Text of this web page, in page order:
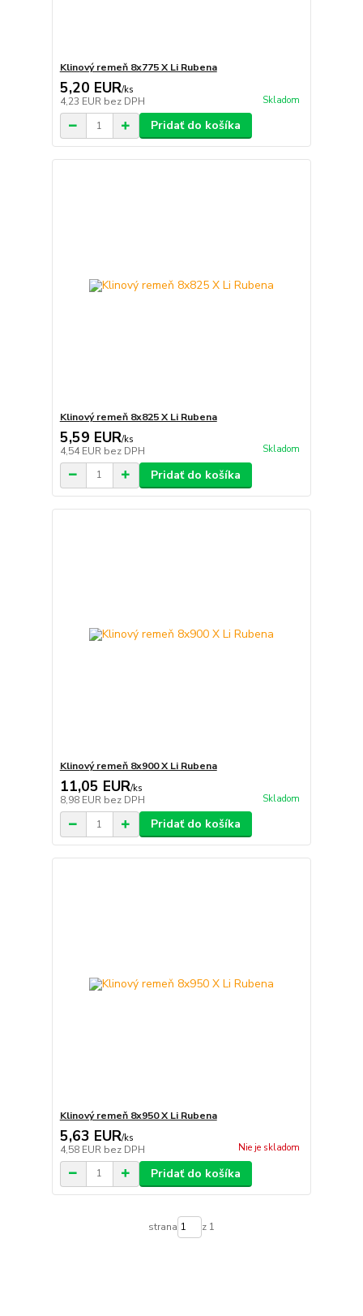
Klinový remeň 8x775 X Li Rubena
5,20 EUR/ks
4,23 EUR bez DPH Skladom
Pridať do košíka
Klinový remeň 8x825 X Li Rubena
5,59 EUR/ks
4,54 EUR bez DPH Skladom
Pridať do košíka
Klinový remeň 8x900 X Li Rubena
11,05 EUR/ks
8,98 EUR bez DPH Skladom
Pridať do košíka
Klinový remeň 8x950 X Li Rubena
5,63 EUR/ks
4,58 EUR bez DPH Nie je skladom
Pridať do košíka
strana z 1